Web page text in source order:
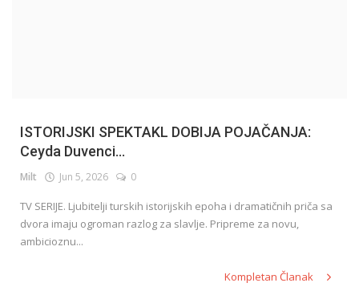
ISTORIJSKI SPEKTAKL DOBIJA POJAČANJA:
Ceyda Duvenci...
Milt Jun 5, 2026 0
TV SERIJE. Ljubitelji turskih istorijskih epoha i dramatičnih priča sa
dvora imaju ogroman razlog za slavlje. Pripreme za novu,
ambicioznu...
Kompletan Članak